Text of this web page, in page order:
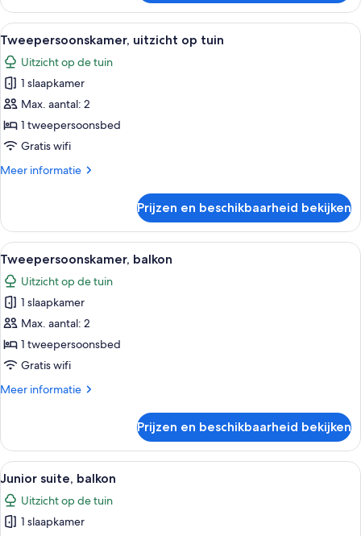
uitzicht
op
bergen
Alle
foto's
voor
Tweepersoonskamer,
uitzicht
op
tuin
Een moderne hotelkamer met een
12
Tweepersoonskamer, uitzicht op tuin
Uitzicht op de tuin
1 slaapkamer
Max. aantal: 2
1 tweepersoonsbed
Gratis wifi
Meer informatie
Meer
uitzicht
op
tuin
Prijzen en beschikbaarheid bekijken
Alle
foto's
voor
Tweepersoonskamer,
balkon
laden
Een hotelkamer met een groot bed,
20
Tweepersoonskamer, balkon
Uitzicht op de tuin
1 slaapkamer
Max. aantal: 2
1 tweepersoonsbed
Gratis wifi
Meer informatie
Meer
balkon
Prijzen en beschikbaarheid bekijken
Alle
foto's
voor
Junior
Een moderne hotelkamer met een
14
Junior suite, balkon
Uitzicht op de tuin
1 slaapkamer